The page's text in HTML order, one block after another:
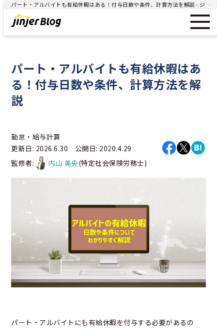
パート・アルバイトも有給休暇はある！付与日数や条件、計算方法を解説 - ジンジャー（jinjer）｜統合型人事システム
パート・アルバイトも有給休暇はあ
る！付与日数や条件、計算方法を解
説
勤怠・給与計算
更新日: 2026.6.30 公開日: 2020.4.29
監修者:
内山 美央(特定社会保険労務士)
パート・アルバイトにも有給休暇を付与する必要があるの